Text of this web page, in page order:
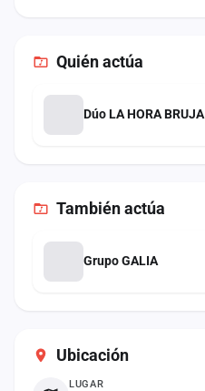
Ubicación
LUGAR
Quién actúa
Dúo LA HORA BRUJA
Tambiénactúa
Grupo GALIA